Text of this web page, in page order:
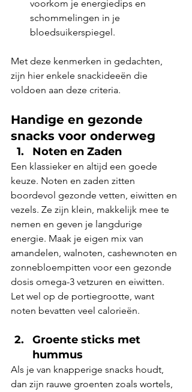
voorkom je energiedips en
schommelingen in je
bloedsuikerspiegel.
Met deze kenmerken in gedachten,
zijn hier enkele snackideeën die
voldoen aan deze criteria.
Handige en gezonde
snacks voor onderweg
Noten en Zaden
Een klassieker en altijd een goede
keuze. Noten en zaden zitten
boordevol gezonde vetten, eiwitten en
vezels. Ze zijn klein, makkelijk mee te
nemen en geven je langdurige
energie. Maak je eigen mix van
amandelen, walnoten, cashewnoten en
zonnebloempitten voor een gezonde
dosis omega-3 vetzuren en eiwitten.
Let wel op de portiegrootte, want
noten bevatten veel calorieën.
Groente sticks met
hummus
Als je van knapperige snacks houdt,
dan zijn rauwe groenten zoals wortels,